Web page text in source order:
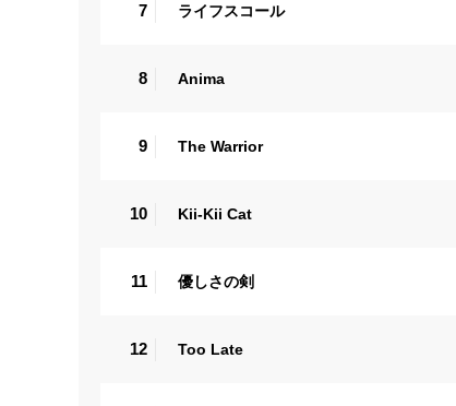
7 ライフスコール
8 Anima
9 The Warrior
10 Kii-Kii Cat
11 優しさの剣
12 Too Late